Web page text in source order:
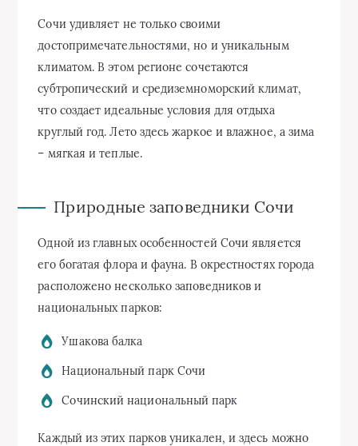
Сочи удивляет не только своими
достопримечательностями, но и уникальным
климатом. В этом регионе сочетаются
субтропический и средиземноморский климат,
что создает идеальные условия для отдыха
круглый год. Лето здесь жаркое и влажное, а зима
– мягкая и теплые.
Природные заповедники Сочи
Одной из главных особенностей Сочи является
его богатая флора и фауна. В окрестностях города
расположено несколько заповедников и
национальных парков:
Ушакова балка
Национальный парк Сочи
Сочинский национальный парк
Каждый из этих парков уникален, и здесь можно